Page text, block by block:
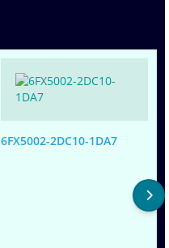
6FX5002-2DC10-1DA7